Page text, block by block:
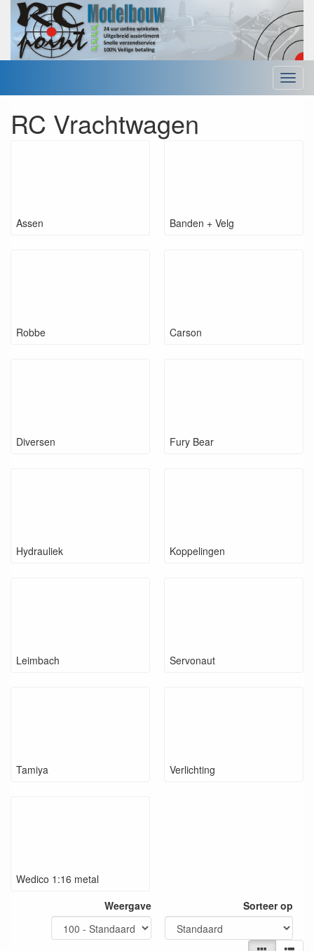
Menu
RC Vrachtwagen
Assen Banden + Velg
Robbe Carson
Diversen Fury Bear
Hydrauliek Koppelingen
Leimbach Servonaut
Tamiya Verlichting
Wedico 1:16 metal
Weergave
Sorteer op